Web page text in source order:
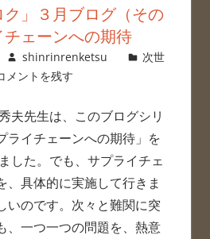
ク」３月ブログ（その
ェーンへの期待
shinrinrenketsu
次世
メントを残す
夫先生は、このブログシリ
ライチェーンへの期待」を
した。でも、サプライチェ
、具体的に実施して行きま
いのです。次々と難関に突
、一つ一つの問題を、熱意